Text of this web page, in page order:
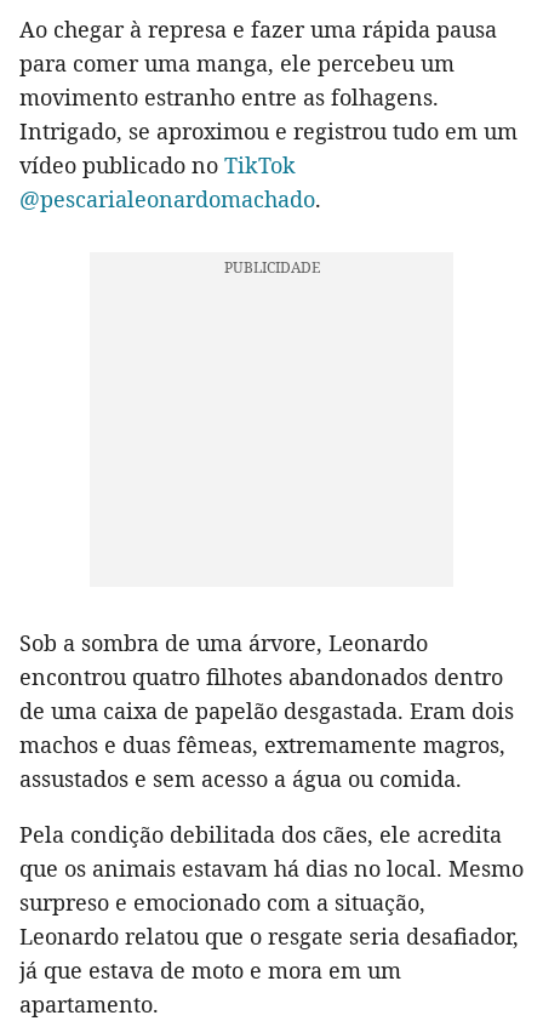
Ao chegar à represa e fazer uma rápida pausa
para comer uma manga, ele percebeu um
movimento estranho entre as folhagens.
Intrigado, se aproximou e registrou tudo em um
vídeo publicado no TikTok
@pescarialeonardomachado.
Sob a sombra de uma árvore, Leonardo
encontrou quatro filhotes abandonados dentro
de uma caixa de papelão desgastada. Eram dois
machos e duas fêmeas, extremamente magros,
assustados e sem acesso a água ou comida.
Pela condição debilitada dos cães, ele acredita
que os animais estavam há dias no local. Mesmo
surpreso e emocionado com a situação,
Leonardo relatou que o resgate seria desafiador,
já que estava de moto e mora em um
apartamento.